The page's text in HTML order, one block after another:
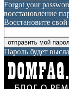
Forgot your
восстановление
Восстановите
Пароль будет